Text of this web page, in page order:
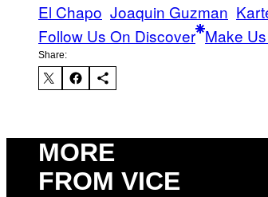
El Chapo Joaquin Guzman
Follow Us On Discover Make
Share:
MORE
FROM VICE